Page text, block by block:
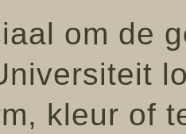
om de
kleur of